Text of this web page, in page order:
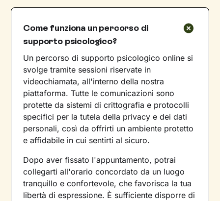
Come funziona un percorso di
supporto psicologico?
Un percorso di supporto psicologico online si
svolge tramite sessioni riservate in
videochiamata, all'interno della nostra
piattaforma. Tutte le comunicazioni sono
protette da sistemi di crittografia e protocolli
specifici per la tutela della privacy e dei dati
personali, così da offrirti un ambiente protetto
e affidabile in cui sentirti al sicuro.
Dopo aver fissato l'appuntamento, potrai
collegarti all'orario concordato da un luogo
tranquillo e confortevole, che favorisca la tua
libertà di espressione. È sufficiente disporre di